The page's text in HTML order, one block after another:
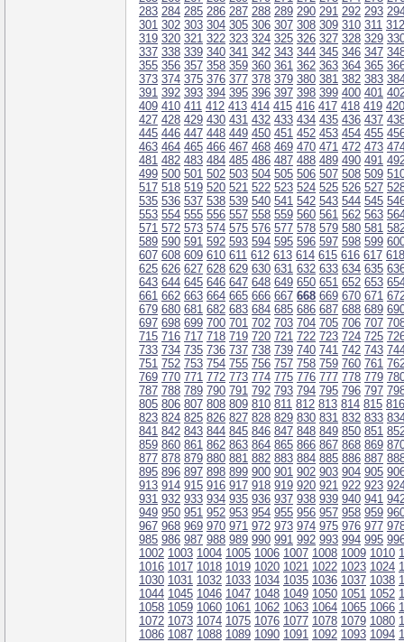
283 284 285 286 287 288 289 290 291 292 293
301 302 303 304 305 306 307 308 309 310 311 312
319 320 321 322 323 324 325 326 327 328 329
337 338 339 340 341 342 343 344 345 346 347
355 356 357 358 359 360 361 362 363 364 365
373 374 375 376 377 378 379 380 381 382 383
391 392 393 394 395 396 397 398 399 400 401
409 410 411 412 413 414 415 416 417 418 419 420
427 428 429 430 431 432 433 434 435 436 437
445 446 447 448 449 450 451 452 453 454 455
463 464 465 466 467 468 469 470 471 472 473
481 482 483 484 485 486 487 488 489 490 491
499 500 501 502 503 504 505 506 507 508 509
517 518 519 520 521 522 523 524 525 526 527
535 536 537 538 539 540 541 542 543 544 545
553 554 555 556 557 558 559 560 561 562 563
571 572 573 574 575 576 577 578 579 580 581
589 590 591 592 593 594 595 596 597 598 599
607 608 609 610 611 612 613 614 615 616 617 618
625 626 627 628 629 630 631 632 633 634 635
643 644 645 646 647 648 649 650 651 652 653
661 662 663 664 665 666 667 668 669 670 671
679 680 681 682 683 684 685 686 687 688 689
697 698 699 700 701 702 703 704 705 706 707
715 716 717 718 719 720 721 722 723 724 725
733 734 735 736 737 738 739 740 741 742 743
751 752 753 754 755 756 757 758 759 760 761
769 770 771 772 773 774 775 776 777 778 779
787 788 789 790 791 792 793 794 795 796 797
805 806 807 808 809 810 811 812 813 814 815 816
823 824 825 826 827 828 829 830 831 832 833
841 842 843 844 845 846 847 848 849 850 851
859 860 861 862 863 864 865 866 867 868 869
877 878 879 880 881 882 883 884 885 886 887
895 896 897 898 899 900 901 902 903 904 905
913 914 915 916 917 918 919 920 921 922 923
931 932 933 934 935 936 937 938 939 940 941
949 950 951 952 953 954 955 956 957 958 959
967 968 969 970 971 972 973 974 975 976 977
985 986 987 988 989 990 991 992 993 994 995
1002 1003 1004 1005 1006 1007 1008 1009 1010
1016 1017 1018 1019 1020 1021 1022 1023 1024
1030 1031 1032 1033 1034 1035 1036 1037 1038
1044 1045 1046 1047 1048 1049 1050 1051 1052
1058 1059 1060 1061 1062 1063 1064 1065 1066
1072 1073 1074 1075 1076 1077 1078 1079 1080
1086 1087 1088 1089 1090 1091 1092 1093 1094